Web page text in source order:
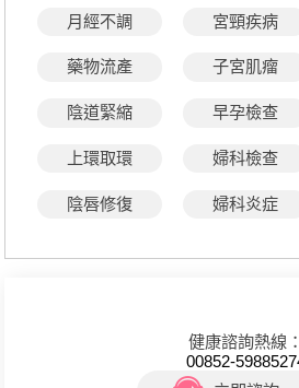
月經不調 宮頸疾病
藥物流產 子宮肌瘤
陰道緊縮 早孕檢查
上環取環 婦科檢查
陰唇修復 婦科炎症
健康諮詢熱線：
00852-